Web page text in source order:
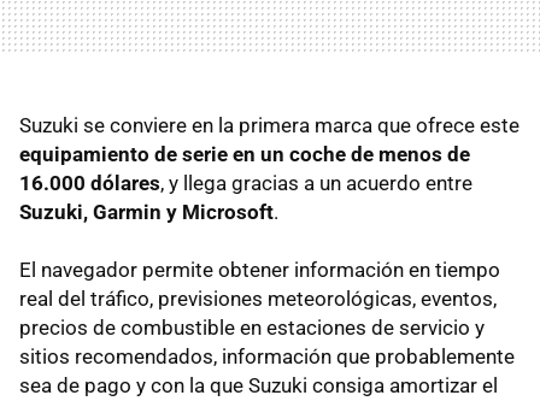
Suzuki se conviere en la primera marca que ofrece este
equipamiento de serie en un coche de menos de
16.000 dólares, y llega gracias a un acuerdo entre
Suzuki, Garmin y Microsoft.
El navegador permite obtener información en tiempo
real del tráfico, previsiones meteorológicas, eventos,
precios de combustible en estaciones de servicio y
sitios recomendados, información que probablemente
sea de pago y con la que Suzuki consiga amortizar el